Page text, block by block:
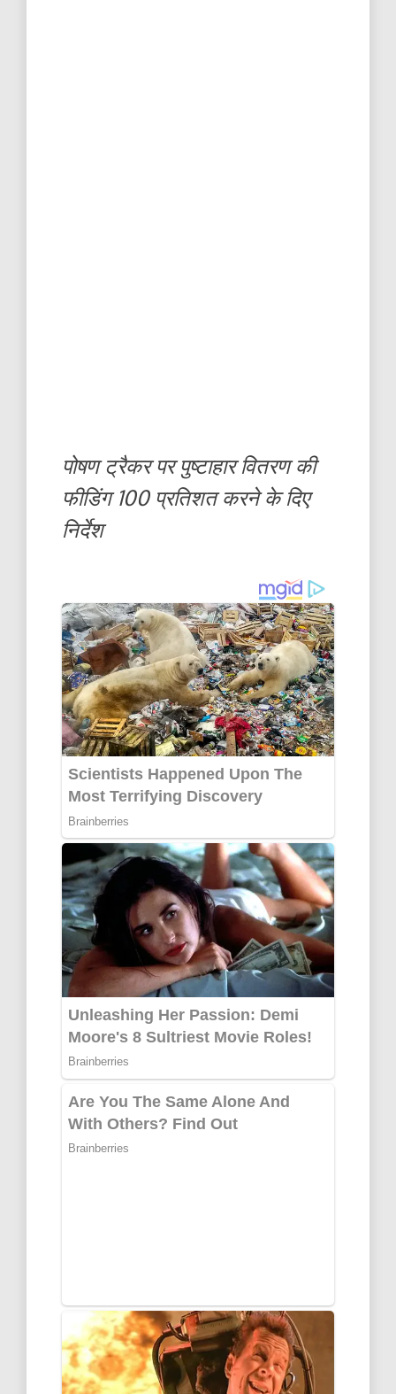
पोषण ट्रैकर पर पुष्टाहार वितरण की
फीडिंग 100 प्रतिशत करने के दिए
निर्देश